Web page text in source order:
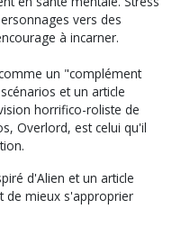
vers des
à incarner.
un "complément
et un article
horrifico-roliste de
Overlord, est celui qu'il
d'Alien et un article
de mieux s'approprier